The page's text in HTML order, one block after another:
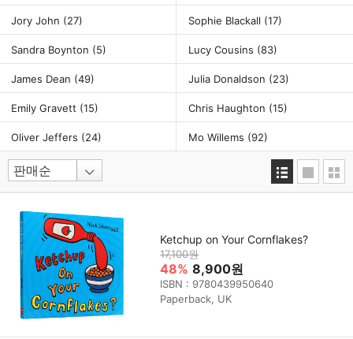
Jory John (27) Sophie Blackall (17)
Sandra Boynton (5) Lucy Cousins (83)
James Dean (49) Julia Donaldson (23)
Emily Gravett (15) Chris Haughton (15)
Oliver Jeffers (24) Mo Willems (92)
Ketchup on Your Cornflakes?
17,100원
48% 8,900원
ISBN : 9780439950640
Paperback, UK